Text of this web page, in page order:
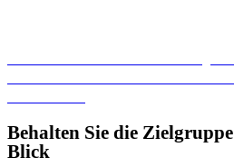
Behalten Sie die
Blick